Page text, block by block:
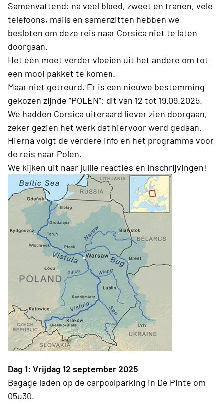
Samenvattend: na veel bloed, zweet en tranen, vele
telefoons, mails en samenzitten hebben we
besloten om deze reis naar Corsica niet te laten
doorgaan.
Het één moet verder vloeien uit het andere om tot
een mooi pakket te komen.
Maar niet getreurd. Er is een nieuwe bestemming
gekozen zijnde “POLEN”: dit van 12 tot 19.09.2025.
We hadden Corsica uiteraard liever zien doorgaan,
zeker gezien het werk dat hiervoor werd gedaan.
Hierna volgt de verdere info en het programma voor
de reis naar Polen.
We kijken uit naar jullie reacties en inschrijvingen!
Dag 1: Vrijdag 12 september 2025
Bagage laden op de carpoolparking in De Pinte om
05u30.